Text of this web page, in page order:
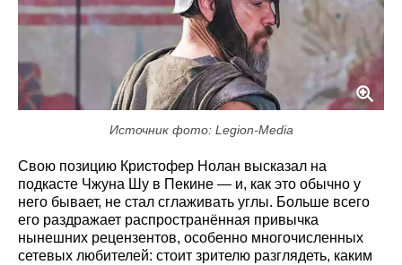
Источник фото: Legion-Media
Свою позицию Кристофер Нолан высказал на
подкасте Чжуна Шу в Пекине — и, как это обычно у
него бывает, не стал сглаживать углы. Больше всего
его раздражает распространённая привычка
нынешних рецензентов, особенно многочисленных
сетевых любителей: стоит зрителю разглядеть, каким